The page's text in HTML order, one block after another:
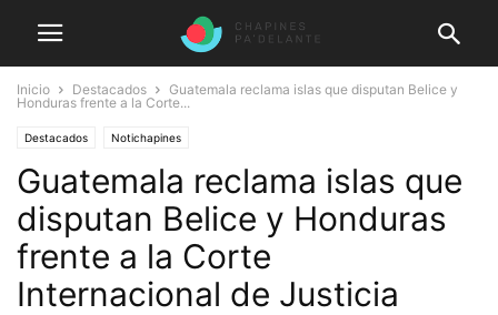
Inicio Destacados
Guatemala reclama islas que disputan Belice y
Honduras frente a la Corte...
Destacados Notichapines
Guatemala reclama islas que
disputan Belice y Honduras
frente a la Corte
Internacional de Justicia